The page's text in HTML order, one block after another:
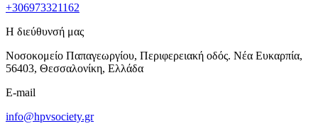
+306973321162
Η διεύθυνσή μας
Νοσοκομείο Παπαγεωργίου, Περιφερειακή οδός. Νέα Ευκαρπία,
56403, Θεσσαλονίκη, Ελλάδα
E-mail
info@hpvsociety.gr